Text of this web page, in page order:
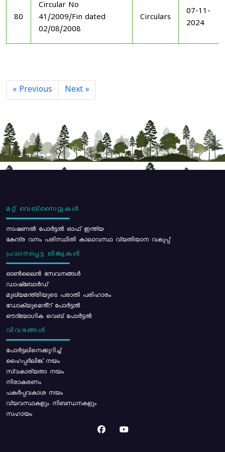
80
Circular No
41/2009/Fin dated
02/08/2008
Circulars
07-11-
2024
« Previous Next »
മറ്റ് വെബ്സൈറ്റുകൾ
നാഷണൽ പോർട്ടൽ ഓഫ് ഇന്ത്യ
കേന്ദ്ര വനം പരിസ്ഥിതി കാലാവസ്ഥ വ്യതിയാന വകുപ്പ്
പ്രധാനപ്പെട്ട ലിങ്കുകൾ
ഓൺലൈൻ സേവനങ്ങൾ
ഡാഷ്ബോർഡ്
മുഖ്യമന്ത്രിയുടെ പരാതി പരിഹാരം
ഡോക്യുമെൻ്റ് പോർട്ടൽ
ഔദ്യോഗിക വെബ് പോർട്ടൽ
വിവരങ്ങൾ
പോര്‍ട്ടലിനെക്കുറിച്ച്
ഹൈപ്പർലിങ്ക് നയം
സ്വകാര്യതാ നയം
നിരാകരണം
പകർപ്പവകാശ നയം
വ്യവസ്ഥകളും നിബന്ധനകളും
സഹായം